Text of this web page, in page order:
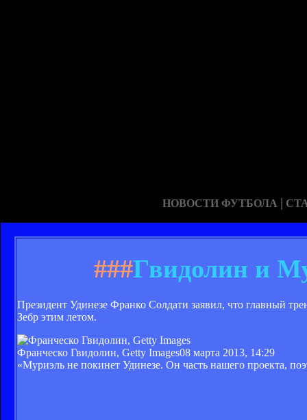
НОВОСТИ ФУТБОЛА |
###Гвидолин и
Президент Удинезе Франко Солдати заявил, что главный
Зебр этим летом.
Франческо Гвидолин, Getty Images08 марта 2013, 14:29
«Муриэль не покинет Удинезе. Он часть нашего проекта,